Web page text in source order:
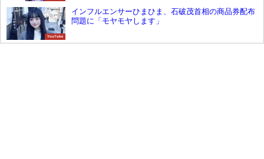
YouTube
インフルエンサーひまひま、石破茂首相の商品券配布
問題に「モヤモヤします」